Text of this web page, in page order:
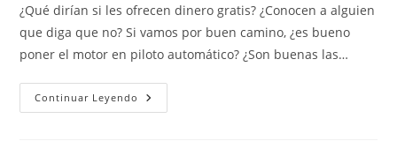
entrada:
entrada:
¿Qué dirían si les ofrecen dinero gratis? ¿Conocen a alguien
que diga que no? Si vamos por buen camino, ¿es bueno
poner el motor en piloto automático? ¿Son buenas las…
Continuar Leyendo Pesaj:
El